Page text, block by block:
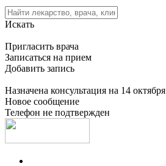
Искать
Пригласить врача
Записаться на прием
Добавить запись
Назначена консультация на 14 октября
Новое сообщение
Телефон не подтвержден